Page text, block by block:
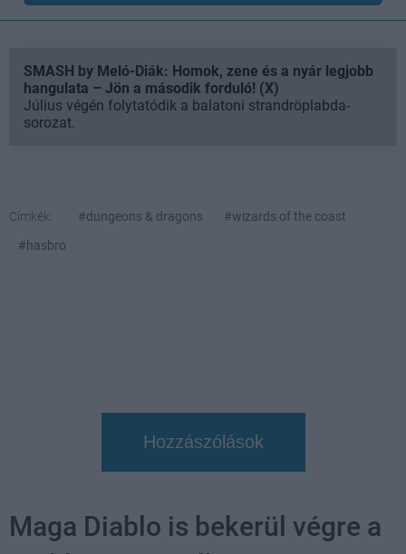
SMASH by Meló-Diák: Homok, zene és a nyár legjobb
hangulata – Jön a második forduló! (X)
Július végén folytatódik a balatoni strandröplabda-
sorozat.
Címkék: #dungeons & dragons
#wizards of the coast
#hasbro
Hozzászólások
Maga Diablo is bekerül végre a